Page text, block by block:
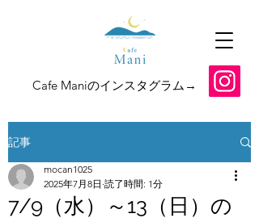
​Cafe Maniのインスタグラム→
記事
7/9（水）～13（日）の
mocan1025
2025年7月8日 読了時間: 1分